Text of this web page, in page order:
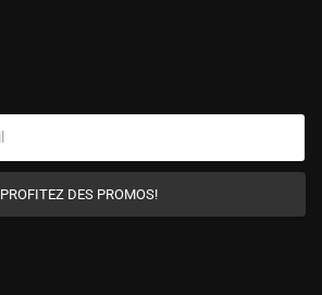
PROFITEZ DES PROMOS!